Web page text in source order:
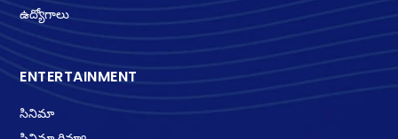
ఉద్యోగాలు
ENTERTAINMENT
సినిమా